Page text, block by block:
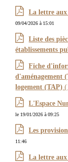
La lettre aux
09/04/2026 à 15:01
Liste des
établissements
Fiche
d'aménagement
logement (TAP)
L'Espace
le 19/01/2026 à 09:25
Les
11:46
La lettre aux